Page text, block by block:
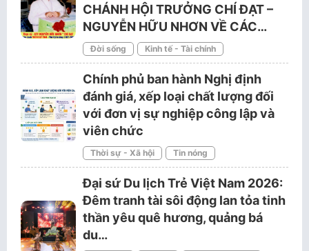
CHÁNH HỘI TRƯỞNG CHÍ ĐẠT –
NGUYỄN HỮU NHƠN VỀ CÁC…
Đời sống Kinh tế - Tài chính
Chính phủ ban hành Nghị định
đánh giá, xếp loại chất lượng đối
với đơn vị sự nghiệp công lập và
viên chức
Thời sự - Xã hội Tin nóng
Đại sứ Du lịch Trẻ Việt Nam 2026:
Đêm tranh tài sôi động lan tỏa tinh
thần yêu quê hương, quảng bá
du…